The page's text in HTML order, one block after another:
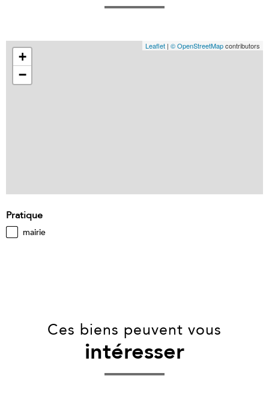
+
−
Leaflet | © OpenStreetMapcontributors
Pratique
mairie
Ces biens peuvent vous
intéresser